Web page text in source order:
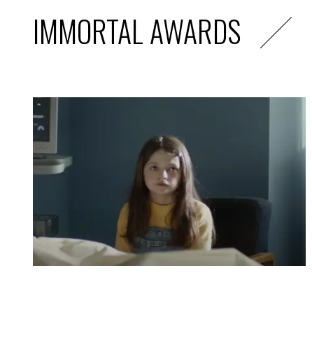
IMMORTAL AWARDS